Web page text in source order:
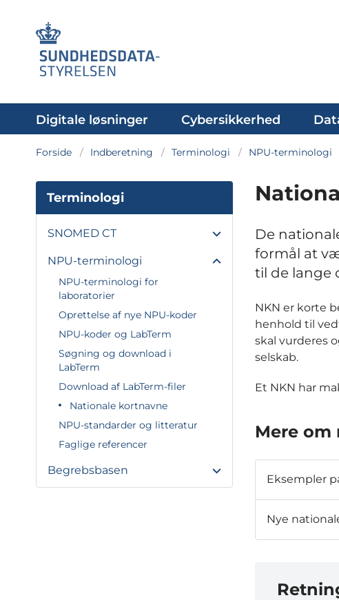
Digitale løsninger Cybersikkerhed
Forside Indberetning Terminologi NPU-terminologi
Terminologi
SNOMED CT
NPU-terminologi
NPU-terminologi for
laboratorier
Oprettelse af nye NPU-koder
NPU-koder og LabTerm
Søgning og download i
LabTerm
Download af LabTerm-filer
Nationale kortnavne
NPU-standarder og litteratur
Faglige referencer
Begrebsbasen
De
formål at
til de lange
NKN er korte
henhold til
skal vurderes
selskab.
Et NKN har
Mere
Eksempler
Nye